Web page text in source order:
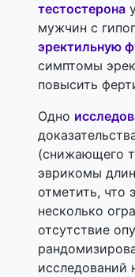
тестостерона
мужчин с
эректильную
симптомы
повысить
Одно
(снижающего
эврикомы
отметить, что
несколько
отсутствие
исследований